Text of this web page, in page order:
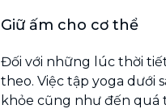
Giữ ấm cho cơ thể
Đối với những lúc thời
theo. Việc tập yoga dưới
khỏe cũng như đến quá